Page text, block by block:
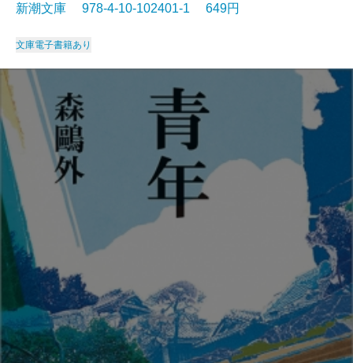
新潮文庫 978-4-10-102401-1 649円
文庫電子書籍あり